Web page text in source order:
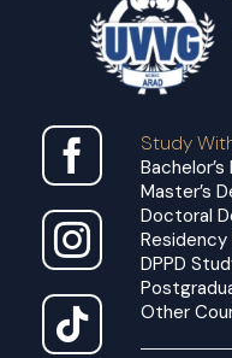
Study
Master’s
Doctoral
Residency
DPPD
Other